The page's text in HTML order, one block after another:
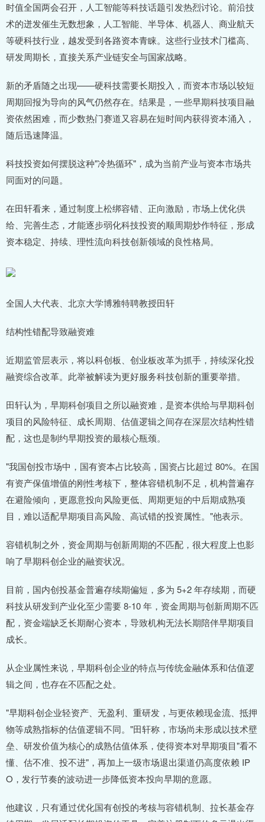
时值全国两会召开，人工智能等科技话题引发热烈讨论。前沿技
术的迸发催生无数想象，人工智能、半导体、机器人、商业航天
等硬科技行业，越发受到各路资本青睐。这些行业技术门槛高、
研发周期长，直接关系产业链安全与国家战略。
新的矛盾随之出现——硬科技需要长期投入，而资本市场以较短
周期回报为导向的风气仍然存在。结果是，一些早期科技项目融
资依然困难，而少数热门赛道又容易在短时间内获得资本涌入，
随后迅速降温。
科技投资如何摆脱这种"冷热循环"，成为当前产业与资本市场共
同面对的问题。
在田轩看来，通过制度上松绑容错、正向激励，市场上优化供
给、完善生态，才能逐步弱化科技投资的顺周期炒作特征，形成
资本稳定、持续、理性流向科技创新领域的良性格局。
全国人大代表、北京大学博雅特聘教授田轩
结构性错配导致融资难
近期监管层表示，将以科创板、创业板改革为抓手，持续深化投
融资综合改革。此举被解读为更好服务科技创新的重要举措。
田轩认为，早期科创项目之所以融资难，是资本供给与早期科创
项目的风险特征、成长周期、估值逻辑之间存在深层次结构性错
配，这也是制约早期投资的最核心瓶颈。
"我国创投市场中，国有资本占比较高，国资占比超过 80%。在国
有资产保值增值的刚性考核下，整体容错机制不足，机构普遍存
在避险倾向，更愿意投向风险更低、周期更短的中后期成熟项
目，难以适配早期项目高风险、高试错的投资属性。"他表示。
容错机制之外，资金周期与创新周期的不匹配，很大程度上也影
响了早期科创企业的融资状况。
目前，国内创投基金普遍存续期偏短，多为 5+2 年存续期，而硬
科技从研发到产业化至少需要 8-10 年，资金周期与创新周期不匹
配，资金端缺乏长期耐心资本，导致机构无法长期陪伴早期项目
成长。
从企业属性来说，早期科创企业的特点与传统金融体系和估值逻
辑之间，也存在不匹配之处。
"早期科创企业轻资产、无盈利、重研发，与更依赖现金流、抵押
物等成熟指标的估值逻辑不同。"田轩称，市场尚未形成以技术壁
垒、研发价值为核心的成熟估值体系，使得资本对早期项目"看不
懂、估不准、投不进"，再加上一级市场退出渠道仍高度依赖 IP
O，发行节奏的波动进一步降低资本投向早期的意愿。
他建议，只有通过优化国有创投的考核与容错机制、拉长基金存